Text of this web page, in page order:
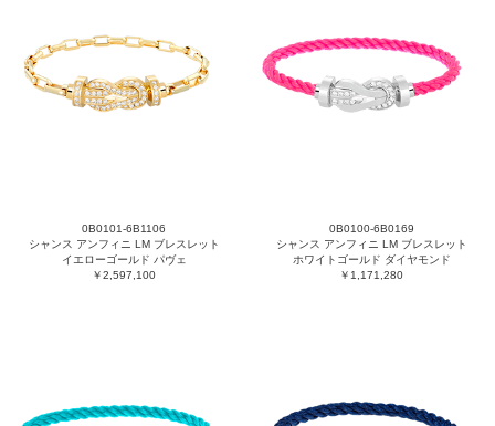
0B0101-6B1106
シャンス アンフィニ LM ブレスレット
イエローゴールド パヴェ
￥2,597,100
0B0100-6B0169
シャンス アンフィニ LM ブレスレット
ホワイトゴールド ダイヤモンド
￥1,171,280